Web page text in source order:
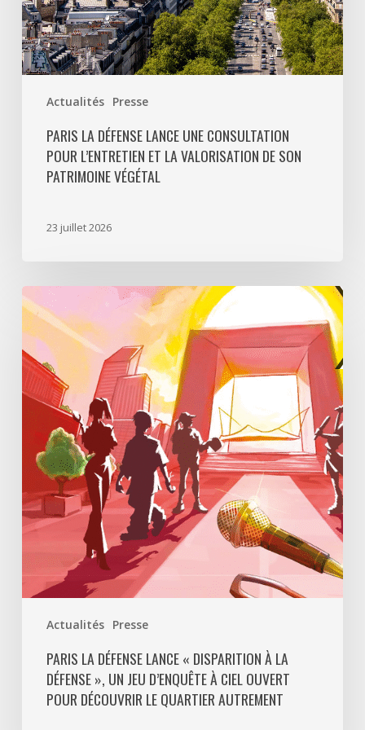
Actualités Presse
de
son
patrimoine
végétal
PARIS LA DÉFENSE LANCE UNE CONSULTATION
POUR L’ENTRETIEN ET LA VALORISATION DE SON
PATRIMOINE VÉGÉTAL
23 juillet 2026
Actualités Presse
Paris
La
Défense
lance
«
Disparition
Défense
un
jeu
d’enquête
à
ciel
découvrir
quartier
PARIS LA DÉFENSE LANCE « DISPARITION À LA
DÉFENSE », UN JEU D’ENQUÊTE À CIEL OUVERT
POUR DÉCOUVRIR LE QUARTIER AUTREMENT